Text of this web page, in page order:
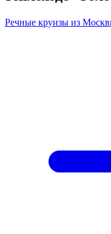
Речные круизы из